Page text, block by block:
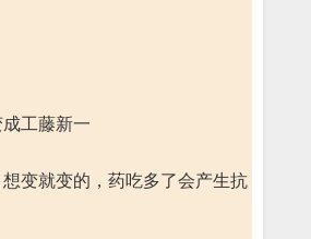
工藤新一
变就变的，药吃多了会产生抗